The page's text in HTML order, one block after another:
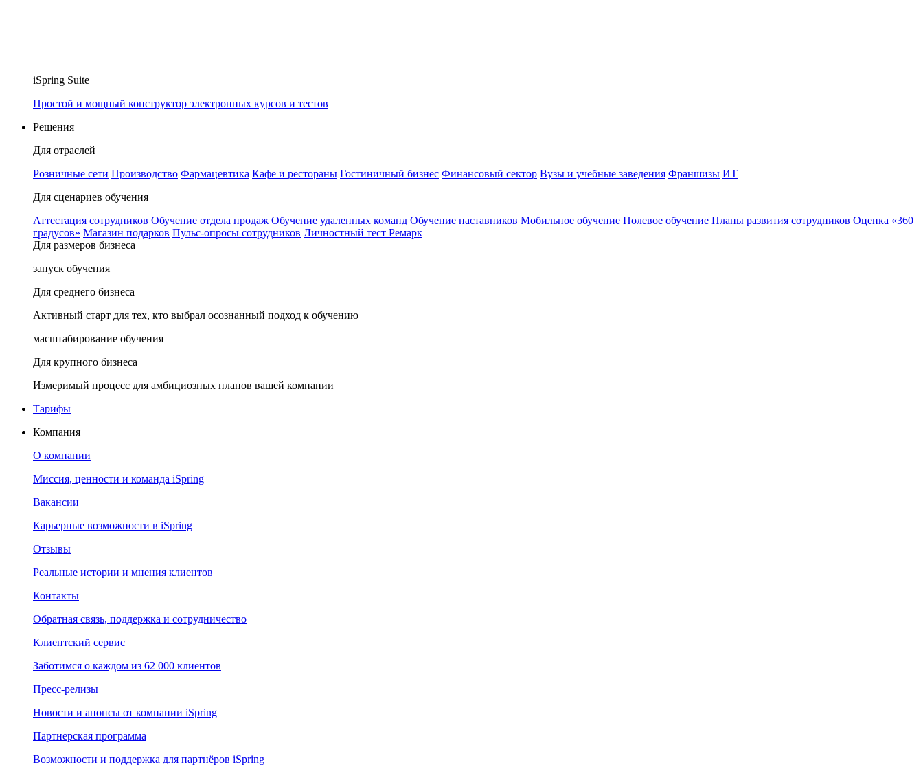
iSpring Suite
Простой и мощный конструктор электронных курсов и тестов
Решения
Для отраслей
Розничные сети Производство Фармацевтика Кафе и рестораны Гостиничный бизнес Финансовый сектор Вузы и учебные заведения Франшизы ИТ
Для сценариев обучения
Аттестация сотрудников Обучение отдела продаж Обучение удаленных команд Обучение наставников Мобильное обучение Полевое обучение Планы развития сотрудников Оценка «360
градусов» Магазин подарков Пульс-опросы сотрудников Личностный тест Ремарк
Для размеров бизнеса
запуск обучения
Для среднего бизнеса
Активный старт для тех, кто выбрал осознанный подход к обучению
масштабирование обучения
Для крупного бизнеса
Измеримый процесс для амбициозных планов вашей компании
Тарифы
Компания
О компании
Миссия, ценности и команда iSpring
Вакансии
Карьерные возможности в iSpring
Отзывы
Реальные истории и мнения клиентов
Контакты
Обратная связь, поддержка и сотрудничество
Клиентский сервис
Заботимся о каждом из 62 000 клиентов
Пресс-релизы
Новости и анонсы от компании iSpring
Партнерская программа
Возможности и поддержка для партнёров iSpring